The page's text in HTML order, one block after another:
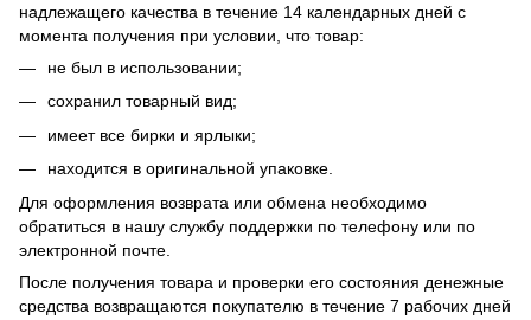
надлежащего качества в течение 14 календарных дней с
момента получения при условии, что товар:
не был в использовании;
сохранил товарный вид;
имеет все бирки и ярлыки;
находится в оригинальной упаковке.
Для оформления возврата или обмена необходимо
обратиться в нашу службу поддержки по телефону или по
электронной почте.
После получения товара и проверки его состояния денежные
средства возвращаются покупателю в течение 7 рабочих дней